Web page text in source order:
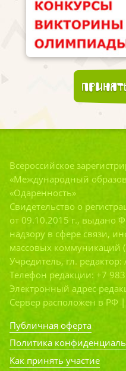
Всероссийское
«Международный
«Одаренность»
Свидетельство о
от 09.10.2015 г., выдано
надзору в сфере связи,
массовых
Учредитель, гл.
Телефон редакции: +7
Электронный адрес
Сервер расположен в РФ
Публичная оферта
Политика
Как принять участие